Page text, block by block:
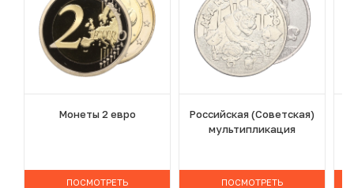
Монеты 2 евро
ПОСМОТРЕТЬ
Российская (Советская)
мультипликация
ПОСМОТРЕТЬ